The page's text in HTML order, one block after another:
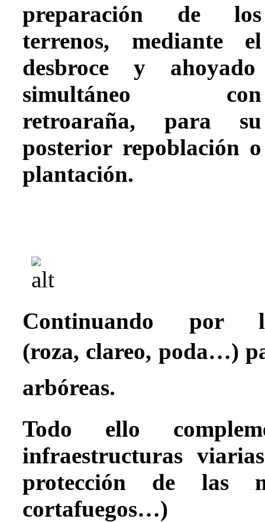
preparación de los
terrenos, mediante el
desbroce y ahoyado
simultáneo con
retroaraña, para su
posterior repoblación o
plantación.
Continuando
(roza, clareo, poda…)
arbóreas.
Todo ello
infraestructuras
protección de las
cortafuegos…)